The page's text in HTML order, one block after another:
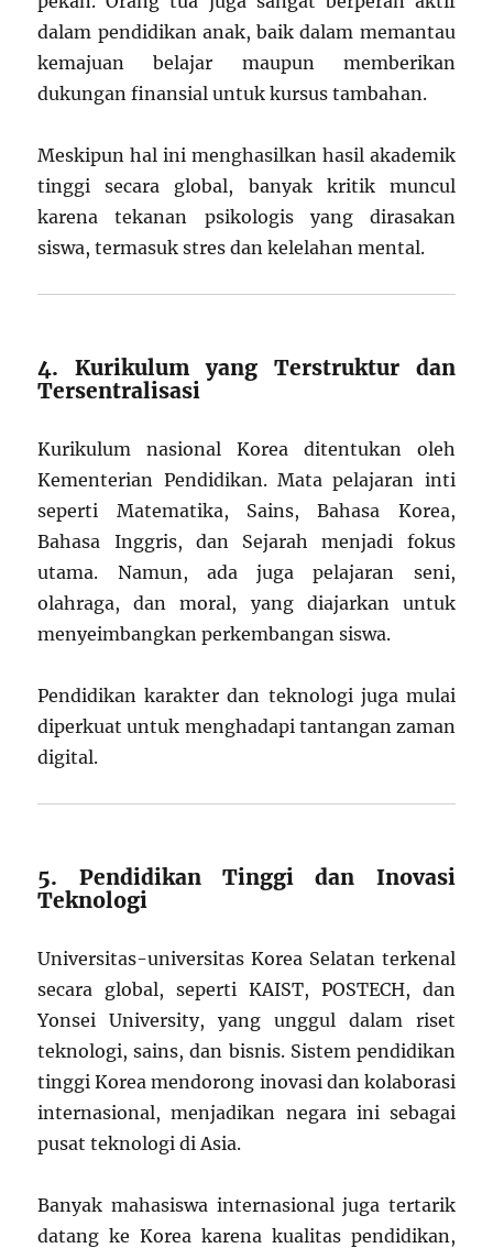
dalam pendidikan anak, baik dalam memantau
kemajuan belajar maupun memberikan
dukungan finansial untuk kursus tambahan.
Meskipun hal ini menghasilkan hasil akademik
tinggi secara global, banyak kritik muncul
karena tekanan psikologis yang dirasakan
siswa, termasuk stres dan kelelahan mental.
4. Kurikulum yang Terstruktur dan
Tersentralisasi
Kurikulum nasional Korea ditentukan oleh
Kementerian Pendidikan. Mata pelajaran inti
seperti Matematika, Sains, Bahasa Korea,
Bahasa Inggris, dan Sejarah menjadi fokus
utama. Namun, ada juga pelajaran seni,
olahraga, dan moral, yang diajarkan untuk
menyeimbangkan perkembangan siswa.
Pendidikan karakter dan teknologi juga mulai
diperkuat untuk menghadapi tantangan zaman
digital.
5. Pendidikan Tinggi dan Inovasi
Teknologi
Universitas-universitas Korea Selatan terkenal
secara global, seperti KAIST, POSTECH, dan
Yonsei University, yang unggul dalam riset
teknologi, sains, dan bisnis. Sistem pendidikan
tinggi Korea mendorong inovasi dan kolaborasi
internasional, menjadikan negara ini sebagai
pusat teknologi di Asia.
Banyak mahasiswa internasional juga tertarik
datang ke Korea karena kualitas pendidikan,